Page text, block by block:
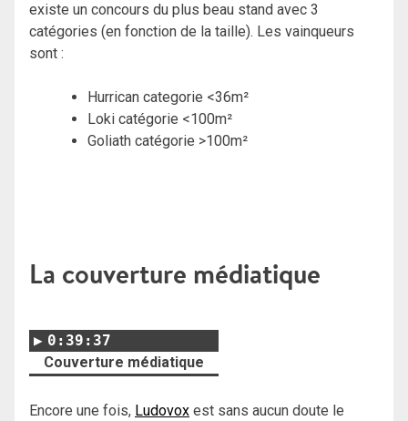
existe un concours du plus beau stand avec 3
catégories (en fonction de la taille). Les vainqueurs
sont :
Hurrican categorie <36m²
Loki catégorie <100m²
Goliath catégorie >100m²
La couverture médiatique
0:39:37
Couverture médiatique
Encore une fois, Ludovox est sans aucun doute le